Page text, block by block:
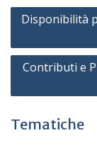
Navigazione
articoli
Disponibilità
Contributi e
Tematiche